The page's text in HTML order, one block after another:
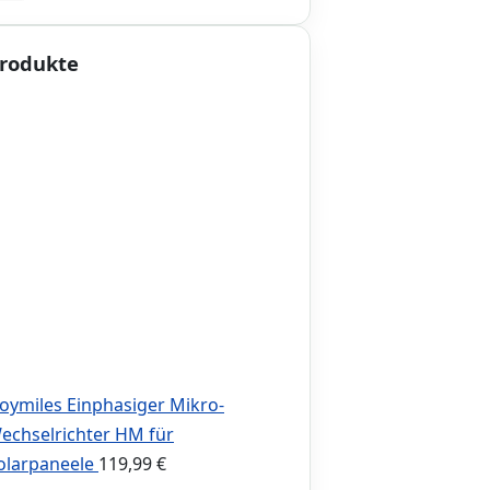
Einphasiger Mikro-
HM für
119,99€